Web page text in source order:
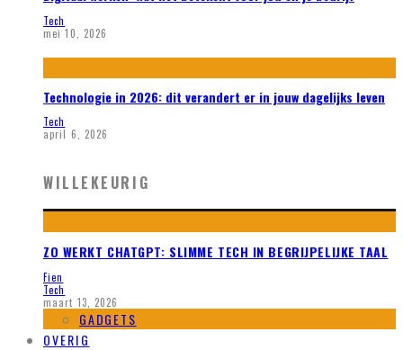
Tech
mei 10, 2026
Technologie in 2026: dit verandert er in jouw dagelijks leven
Tech
april 6, 2026
WILLEKEURIG
ZO WERKT CHATGPT: SLIMME TECH IN BEGRIJPELIJKE TAAL
Fien
Tech
maart 13, 2026
GADGETS
OVERIG